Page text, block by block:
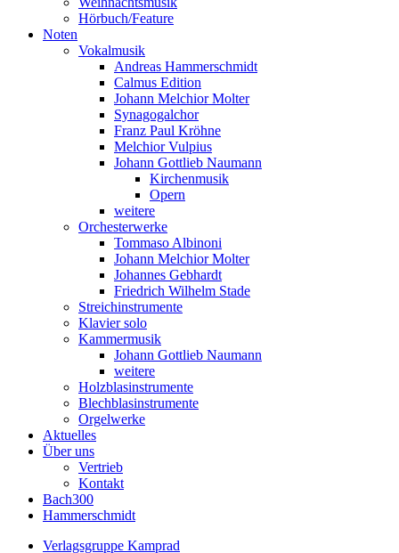
Hörbuch/Feature
Noten
Vokalmusik
Andreas Hammerschmidt
Calmus Edition
Johann Melchior Molter
Synagogalchor
Franz Paul Kröhne
Melchior Vulpius
Johann Gottlieb Naumann
Kirchenmusik
Opern
weitere
Orchesterwerke
Tommaso Albinoni
Johann Melchior Molter
Johannes Gebhardt
Friedrich Wilhelm Stade
Streichinstrumente
Klavier solo
Kammermusik
Johann Gottlieb Naumann
weitere
Holzblasinstrumente
Blechblasinstrumente
Orgelwerke
Aktuelles
Über uns
Vertrieb
Kontakt
Bach300
Hammerschmidt
Verlagsgruppe Kamprad